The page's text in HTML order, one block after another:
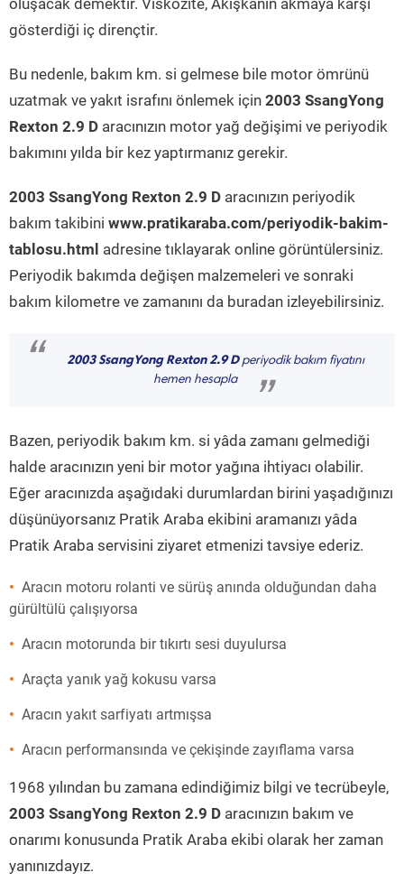
oluşacak demektir. Viskozite, Akışkanın akmaya karşı
gösterdiği iç dirençtir.
Bu nedenle, bakım km. si gelmese bile motor ömrünü
uzatmak ve yakıt israfını önlemek için 2003 SsangYong
Rexton 2.9 D aracınızın motor yağ değişimi ve periyodik
bakımını yılda bir kez yaptırmanız gerekir.
2003 SsangYong Rexton 2.9 D aracınızın periyodik
bakım takibini www.pratikaraba.com/periyodik-bakim-
tablosu.html adresine tıklayarak online görüntülersiniz.
Periyodik bakımda değişen malzemeleri ve sonraki
bakım kilometre ve zamanını da buradan izleyebilirsiniz.
“ 2003 SsangYong Rexton 2.9 Dperiyodik bakım fiyatını
hemen hesapla
”
Bazen, periyodik bakım km. si yâda zamanı gelmediği
halde aracınızın yeni bir motor yağına ihtiyacı olabilir.
Eğer aracınızda aşağıdaki durumlardan birini yaşadığınızı
düşünüyorsanız Pratik Araba ekibini aramanızı yâda
Pratik Araba servisini ziyaret etmenizi tavsiye ederiz.
Aracın motoru rolanti ve sürüş anında olduğundan daha
gürültülü çalışıyorsa
Aracın motorunda bir tıkırtı sesi duyulursa
Araçta yanık yağ kokusu varsa
Aracın yakıt sarfiyatı artmışsa
Aracın performansında ve çekişinde zayıflama varsa
1968 yılından bu zamana edindiğimiz bilgi ve tecrübeyle,
2003 SsangYong Rexton 2.9 D aracınızın bakım ve
onarımı konusunda Pratik Araba ekibi olarak her zaman
yanınızdayız.